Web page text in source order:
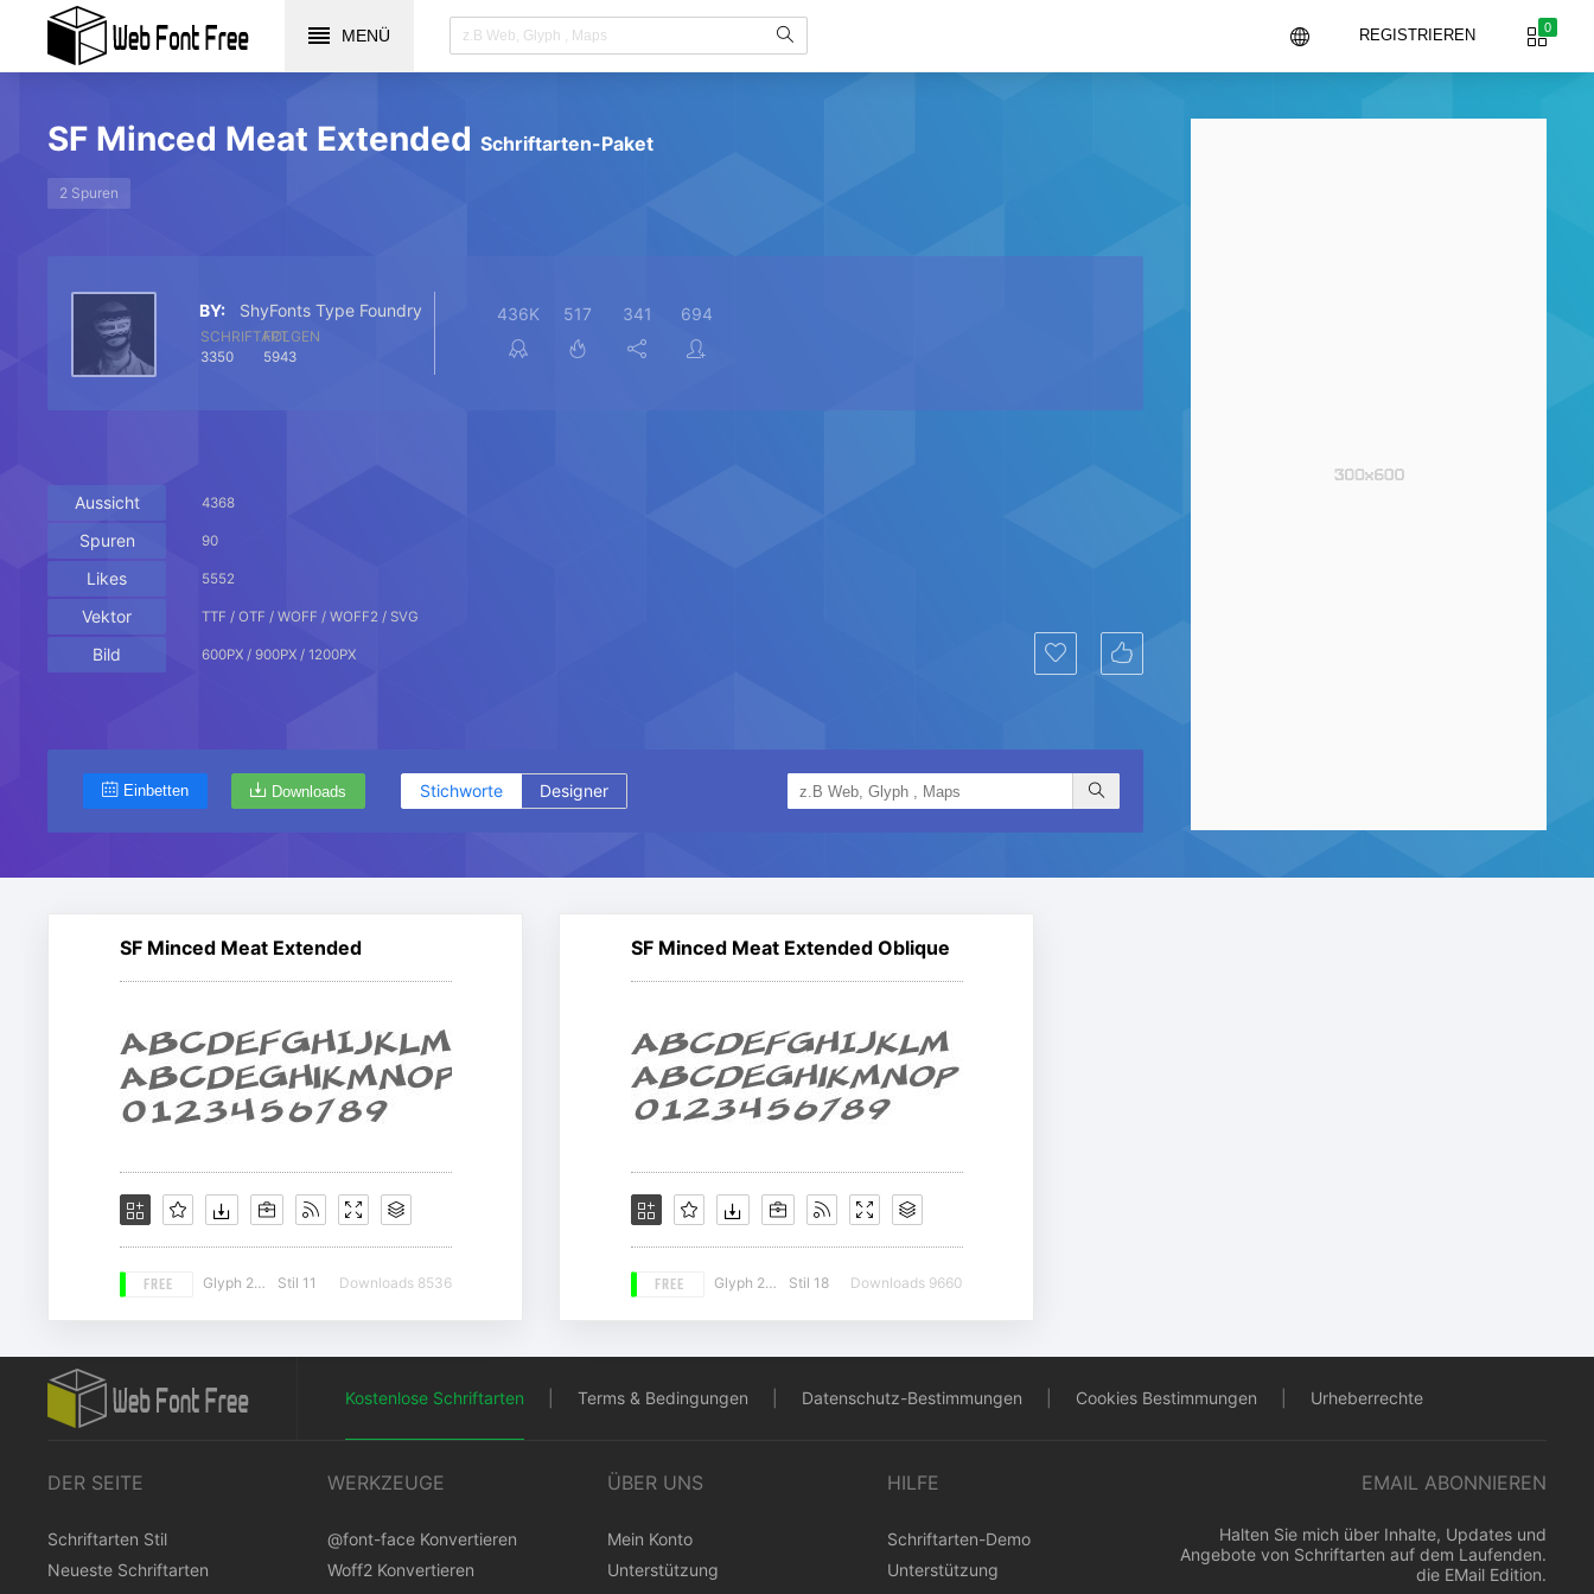
MENÜ 0
REGISTRIEREN
SF Minced Meat Extended Schriftarten-Paket
2 Spuren
BY: ShyFonts Type Foundry
SCHRIFTART
3350
FOLGEN
5943
436K 517 341 694
Aussicht 4368
Spuren 90
Likes 5552
Vektor TTF / OTF / WOFF / WOFF2 / SVG
Bild 600PX / 900PX / 1200PX
Einbetten Downloads Stichworte Designer
SF Minced Meat Extended
FREE Glyph 202 Stil 11 Downloads 8536
SF Minced Meat Extended Oblique
FREE Glyph 202 Stil 18 Downloads 9660
Kostenlose Schriftarten Terms & Bedingungen Datenschutz-Bestimmungen Cookies Bestimmungen Urheberrechte
DER SEITE
Schriftarten Stil
Neueste Schriftarten
WERKZEUGE
@font-face Konvertieren
Woff2 Konvertieren
ÜBER UNS
Mein Konto
Unterstützung
HILFE
Schriftarten-Demo
Unterstützung
EMAIL ABONNIEREN
Halten Sie mich über Inhalte, Updates und
Angebote von Schriftarten auf dem Laufenden.
die EMail Edition.